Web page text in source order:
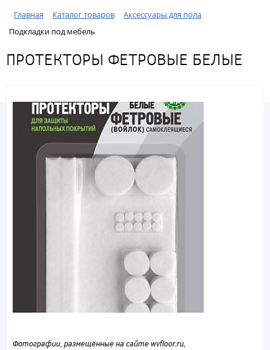
Главная Каталог товаров
Аксессуары для пола
Подкладки под мебель
ПРОТЕКТОРЫ ФЕТРОВЫЕ БЕЛЫЕ
Фотографии, размещённые на сайте wvfloor.ru,